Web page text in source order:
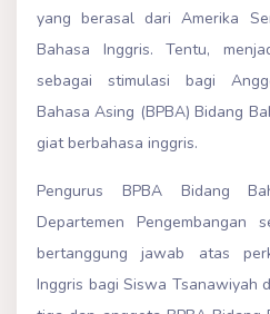
yang berasal dari Amerika
Bahasa Inggris. Tentu,
sebagai stimulasi bagi
Bahasa Asing (BPBA) Bidang
giat berbahasa inggris.
Pengurus BPBA Bidang
Departemen Pengembangan
bertanggung jawab atas
Inggris bagi Siswa Tsanawiyah